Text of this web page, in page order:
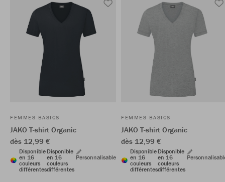
FEMMES BASICS
JAKO T-shirt Organic
dès 12,99 €
Disponible
en 16
couleurs
différentes
Disponible
en 16
couleurs
différentes
Personnalisable
FEMMES BASICS
JAKO T-shirt Organic
dès 12,99 €
Disponible
en 16
couleurs
différentes
Disponible
en 16
couleurs
différentes